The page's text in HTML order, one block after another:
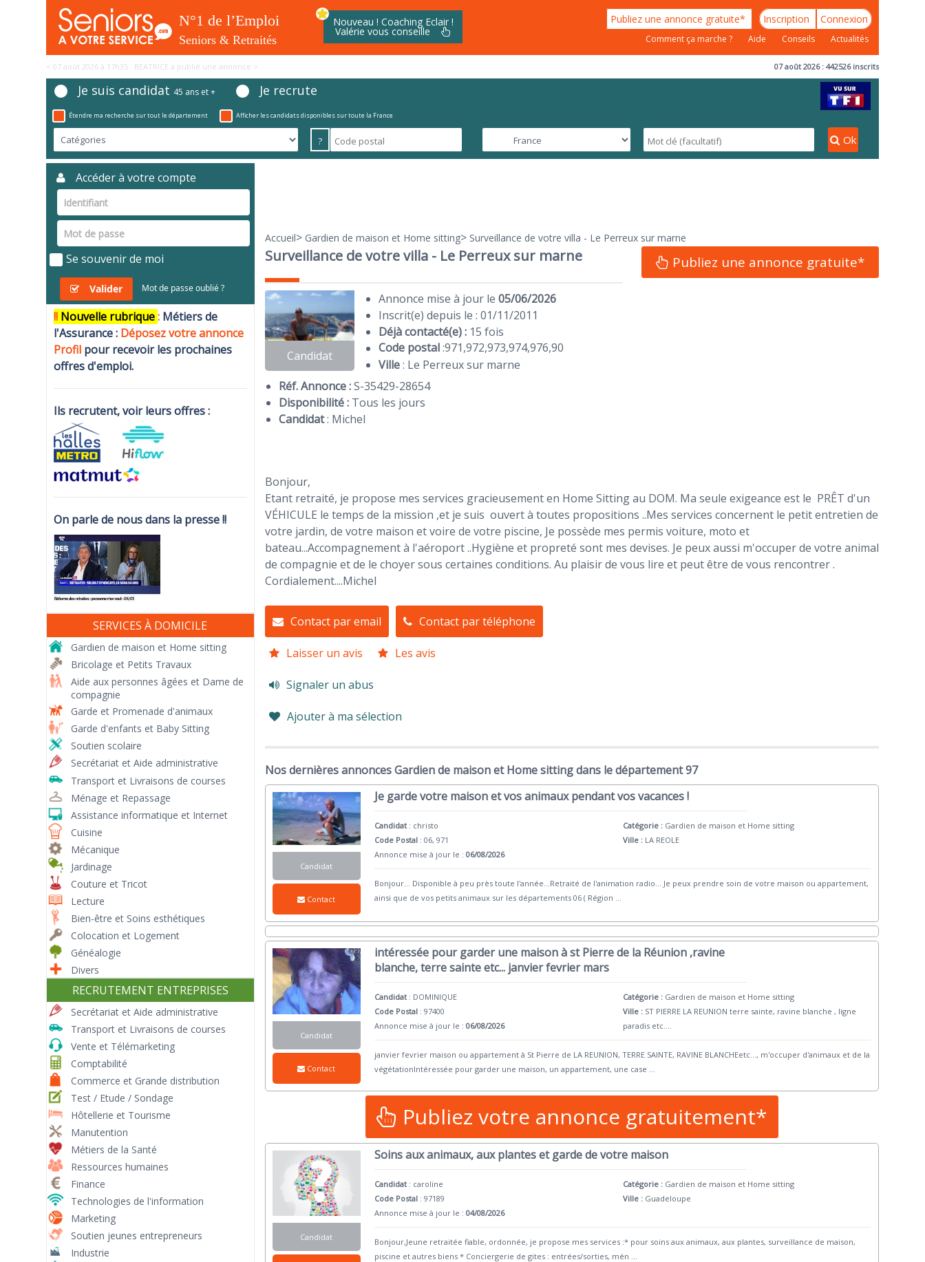
Nouveau ! Coaching Eclair !
Valérie vous conseille
Publiez une annonce gratuite* Inscription Connexion
Comment ça marche ? Aide Conseils Actualités
< 07 août 2026 à 17h35 : BEATRICE a publié une annonce > 07 août 2026 : 442526 inscrits
Je suis candidat 45 ans et + Je recrute
Étendre ma recherche sur tout le département Afficher les candidats disponibles sur toute la France
? Ok
Accueil> Gardien de maison et Home sitting> Surveillance de votre villa - Le Perreux sur marne
Surveillance de votre villa - Le Perreux sur marne Publiez une annonce gratuite*
Candidat
Annonce mise à jour le 05/06/2026
Inscrit(e) depuis le : 01/11/2011
Déjà contacté(e) : 15 fois
Code postal:971,972,973,974,976,90
Ville: Le Perreux sur marne
Réf. Annonce :S-35429-28654
Disponibilité :Tous les jours
Candidat: Michel
Bonjour,
Etant retraité, je propose mes services gracieusement en Home Sitting au DOM. Ma seule exigeance est le PRÊT d'un
VÉHICULE le temps de la mission ,et je suis ouvert à toutes propositions ..Mes services concernent le petit entretien de
votre jardin, de votre maison et voire de votre piscine, Je possède mes permis voiture, moto et
bateau...Accompagnement à l'aéroport ..Hygiène et propreté sont mes devises. Je peux aussi m'occuper de votre animal
de compagnie et de le choyer sous certaines conditions. Au plaisir de vous lire et peut être de vous rencontrer .
Cordialement....Michel
Contact par email Contact par téléphone
Laisser un avis Les avis
Signaler un abus
Ajouter à ma sélection
Nos dernières annonces Gardien de maison et Home sitting dans le département 97
Candidat
Contact
Je garde votre maison et vos animaux pendant vos vacances !
Candidat : christo
Code Postal : 06, 971
Annonce mise à jour le :06/08/2026
Catégorie : Gardien de maison et Home sitting
Ville : LA REOLE
Bonjour... Disponible à peu près toute l'année...Retraité de l'animation radio... Je peux prendre soin de votre maison ou appartement,
ainsi que de vos petits animaux sur les départements 06 ( Région ...
Candidat
Contact
intéressée pour garder une maison à st Pierre de la Réunion ,ravine
blanche, terre sainte etc... janvier fevrier mars
Candidat : DOMINIQUE
Code Postal : 97400
Annonce mise à jour le :06/08/2026
Catégorie : Gardien de maison et Home sitting
Ville : ST PIERRE LA REUNION terre sainte, ravine blanche , ligne
paradis etc....
janvier fevrier maison ou appartement à St Pierre de LA REUNION, TERRE SAINTE, RAVINE BLANCHEetc..., m'occuper d'animaux et de la
végétationIntéressée pour garder une maison, un appartement, une case
Publiez votre annonce gratuitement*
Candidat
Soins aux animaux, aux plantes et garde de votre maison
Candidat : caroline
Code Postal : 97189
Annonce mise à jour le :04/08/2026
Catégorie : Gardien de maison et Home sitting
Ville : Guadeloupe
Bonjour,Jeune retraitée fiable, ordonnée, je propose mes services :* pour soins aux animaux, aux plantes, surveillance de maison,
piscine et autres biens * Conciergerie de gites : entrées/sorties, mén
Accéder à votre compte
Se souvenir de moi
Valider Mot de passe oublié ?
!! Nouvelle rubrique: Métiers de
l'Assurance : Déposez votre annonce
Profil pour recevoir les prochaines
offres d'emploi.
Ils recrutent, voir leurs offres :
On parle de nous dans la presse !!
SERVICES À DOMICILE
Gardien de maison et Home sitting
Bricolage et Petits Travaux
Aide aux personnes âgées et Dame de
compagnie
Garde et Promenade d'animaux
Garde d'enfants et Baby Sitting
Soutien scolaire
Secrétariat et Aide administrative
Transport et Livraisons de courses
Ménage et Repassage
Assistance informatique et Internet
Cuisine
Mécanique
Jardinage
Couture et Tricot
Lecture
Bien-être et Soins esthétiques
Colocation et Logement
Généalogie
Divers
RECRUTEMENT ENTREPRISES
Secrétariat et Aide administrative
Transport et Livraisons de courses
Vente et Télémarketing
Comptabilité
Commerce et Grande distribution
Test / Etude / Sondage
Hôtellerie et Tourisme
Manutention
Métiers de la Santé
Ressources humaines
Finance
Technologies de l'information
Marketing
Soutien jeunes entrepreneurs
Industrie